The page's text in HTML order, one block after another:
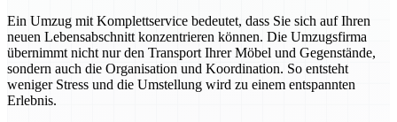
Ein Umzug mit Komplettservice bedeutet, dass Sie sich auf Ihren
neuen Lebensabschnitt konzentrieren können. Die Umzugsfirma
übernimmt nicht nur den Transport Ihrer Möbel und Gegenstände,
sondern auch die Organisation und Koordination. So entsteht
weniger Stress und die Umstellung wird zu einem entspannten
Erlebnis.